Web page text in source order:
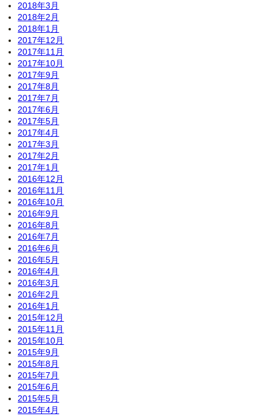
2018年3月
2018年2月
2018年1月
2017年12月
2017年11月
2017年10月
2017年9月
2017年8月
2017年7月
2017年6月
2017年5月
2017年4月
2017年3月
2017年2月
2017年1月
2016年12月
2016年11月
2016年10月
2016年9月
2016年8月
2016年7月
2016年6月
2016年5月
2016年4月
2016年3月
2016年2月
2016年1月
2015年12月
2015年11月
2015年10月
2015年9月
2015年8月
2015年7月
2015年6月
2015年5月
2015年4月